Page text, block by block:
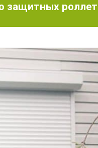
защитных роллет